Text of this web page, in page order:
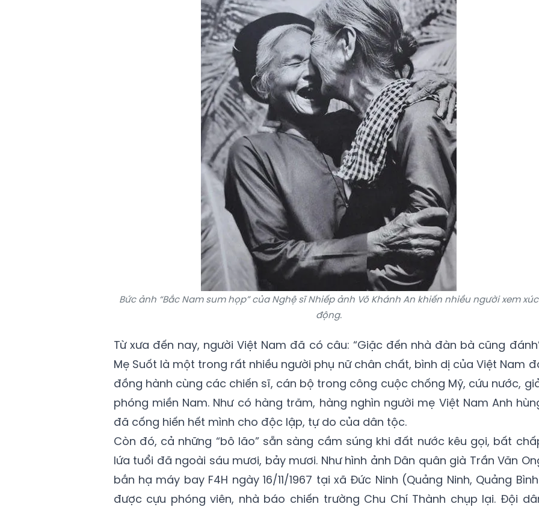
Bức ảnh “Bắc Nam sum họp” của Nghệ sĩ Nhiếp ảnh Võ Khánh An khiến nhiều người xem xúc
động.
Từ xưa đến nay, người Việt Nam đã có câu: “Giặc đến nhà đàn bà cũng
Mẹ Suốt là một trong rất nhiều người phụ nữ chân chất, bình dị của Việt Nam
đồng hành cùng các chiến sĩ, cán bộ trong công cuộc chống Mỹ, cứu nước,
phóng miền Nam. Như có hàng trăm, hàng nghìn người mẹ Việt Nam Anh
đã cống hiến hết mình cho độc lập, tự do của dân tộc.
Còn đó, cả những “bô lão” sẵn sàng cầm súng khi đất nước kêu gọi, bất
lứa tuổi đã ngoài sáu mươi, bảy mươi. Như hình ảnh Dân quân già Trần Văn
bắn hạ máy bay F4H ngày 16/11/1967 tại xã Đức Ninh (Quảng Ninh, Quảng
được cựu phóng viên, nhà báo chiến trường Chu Chí Thành chụp lại. Đội